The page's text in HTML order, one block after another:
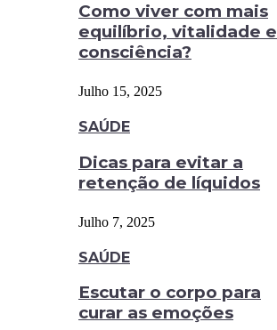
Como viver com mais
equilíbrio, vitalidade e
consciência?
Julho 15, 2025
SAÚDE
Dicas para evitar a
retenção de líquidos
Julho 7, 2025
SAÚDE
Escutar o corpo para
curar as emoções